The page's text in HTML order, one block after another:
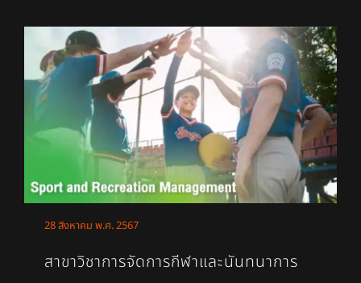
สมัครเรียน
28 สิงหาคม พ.ศ. 2567
สาขาวิชาการจัดการกีฬาและนันทนาการ